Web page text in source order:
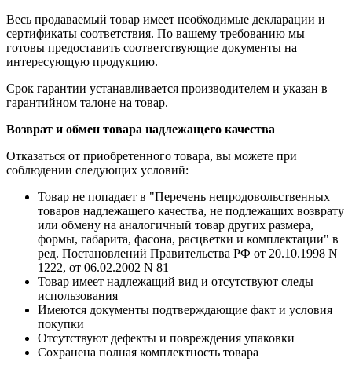
Весь продаваемый товар имеет необходимые декларации и
сертификаты соответствия. По вашему требованию мы
готовы предоставить соответствующие документы на
интересующую продукцию.
Срок гарантии устанавливается производителем и указан в
гарантийном талоне на товар.
Возврат и обмен товара надлежащего качества
Отказаться от приобретенного товара, вы можете при
соблюдении следующих условий:
Товар не попадает в "Перечень непродовольственных
товаров надлежащего качества, не подлежащих возврату
или обмену на аналогичный товар других размера,
формы, габарита, фасона, расцветки и комплектации" в
ред. Постановлений Правительства РФ от 20.10.1998 N
1222, от 06.02.2002 N 81
Товар имеет надлежащий вид и отсутствуют следы
использования
Имеются документы подтверждающие факт и условия
покупки
Отсутствуют дефекты и повреждения упаковки
Сохранена полная комплектность товара